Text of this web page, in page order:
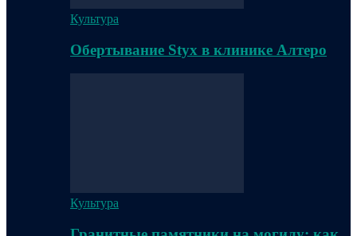
Культура
Обертывание Styx в клинике Алтеро
Культура